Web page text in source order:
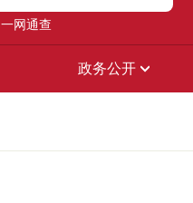
一网通查
政务公开